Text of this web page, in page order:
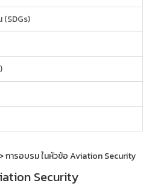
> การอบรม ในหัวข้อ Aviation Security
Security